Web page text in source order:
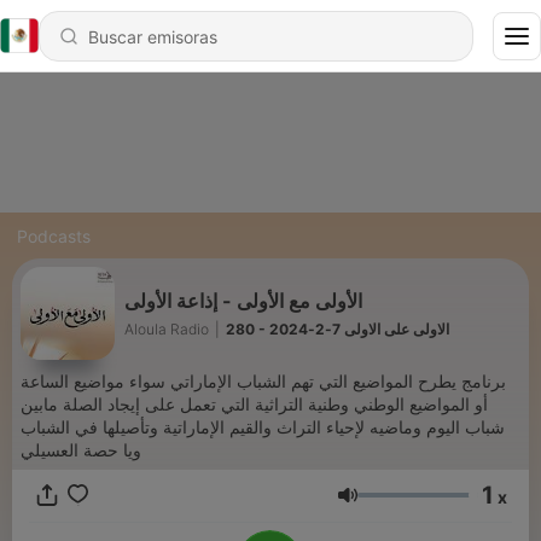
Podcasts
الأولى مع الأولى - إذاعة الأولى
Aloula Radio 280 - الاولى على الاولى 7-2-2024
برنامج يطرح المواضيع التي تهم الشباب الإماراتي سواء مواضيع الساعة
أو المواضيع الوطني وطنية التراثية التي تعمل على إيجاد الصلة مابين
شباب اليوم وماضيه لإحياء التراث والقيم الإماراتية وتأصيلها في الشباب
ويا ﺣﺼﺔ اﻟﻌﺴﻴﻠﻲ
Volumen 1 x